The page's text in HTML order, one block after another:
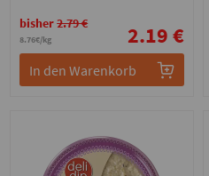
8.76€/kg
bisher2.79 € 2.19 €
In den Warenkorb